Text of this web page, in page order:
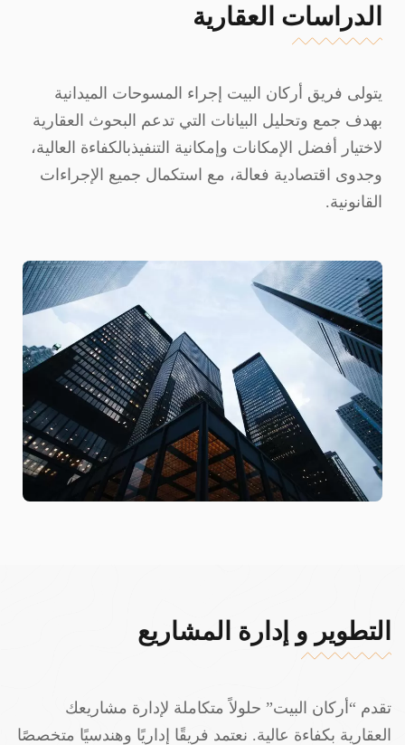
الدراسات العقارية
يتولى فريق أركان البيت إجراء المسوحات الميدانية
بهدف جمع وتحليل البيانات التي تدعم البحوث العقارية
لاختيار أفضل الإمكانات وإمكانية التنفيذبالكفاءة العالية،
وجدوى اقتصادية فعالة، مع استكمال جميع الإجراءات
القانونية.
التطوير و إدارة المشاريع
تقدم “أركان البيت” حلولاً متكاملة لإدارة مشاريعك
العقارية بكفاءة عالية. نعتمد فريقًا إداريًا وهندسيًا متخصصًا